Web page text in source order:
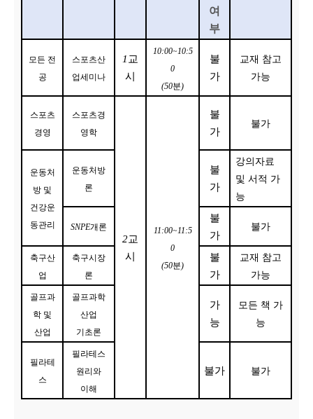
여
부
모든 전
공
스포츠산
업세미나
1 교
시
10:00~10:5
0
(50분)
불
가
교재 참고
가능
스포츠
경영
스포츠경
영학
2교
시
11:00~11:5
0
(50분)
불
가
불가
운동처
방 및
건강운
동관리
운동처방
론
불
가
강의자료
및 서적 가
능
SNPE개론
불
가
불가
축구산
업
축구시장
론
불
가
교재 참고
가능
골프과
학 및
산업
골프과학
산업
기초론
가
능
모든 책 가
능
필라테
스
필라테스
원리와
이해
불가 불가